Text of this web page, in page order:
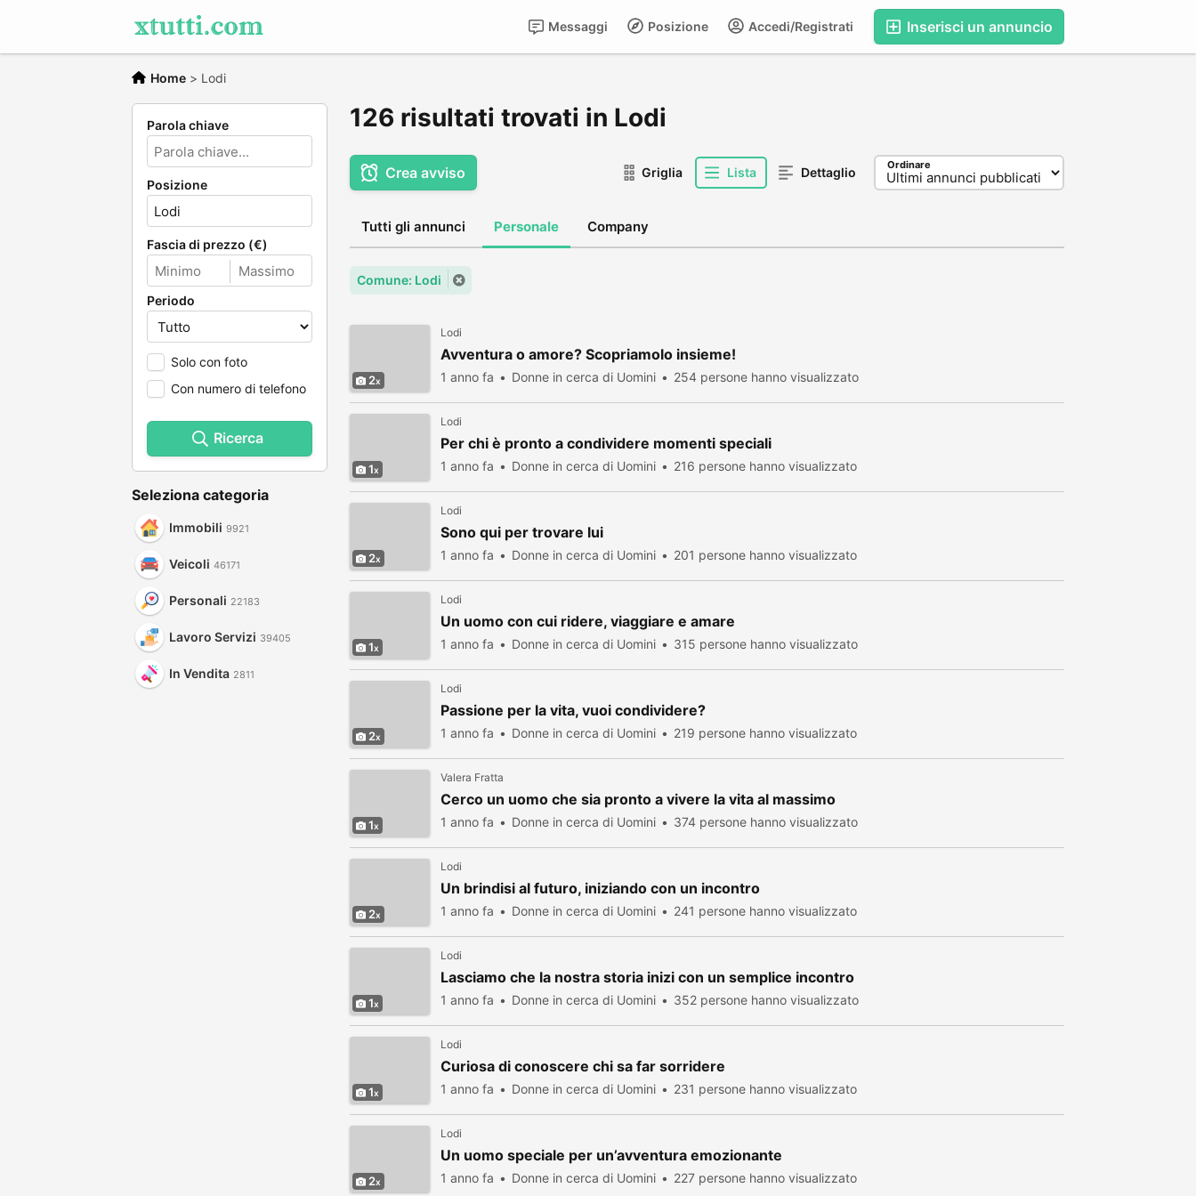
Inserisci un annuncio
Accedi/Registrati
Posizione
Messaggi
Home > Lodi
Parola chiave
Posizione
Fascia di prezzo (€)
Periodo
Solo con foto
Con numero di telefono
Ricerca
Seleziona categoria
Immobili 9921
Veicoli 46171
Personali 22183
Lavoro Servizi 39405
In Vendita 2811
126 risultati trovati in Lodi
Crea avviso Griglia Lista Dettaglio Ordinare
Tutti gli annunci Personale Company
Comune: Lodi
2
Lodi
Avventura o amore? Scopriamolo insieme!
1 anno fa Donne in cerca di Uomini 254 persone hanno visualizzato
1
Lodi
Per chi è pronto a condividere momenti speciali
1 anno fa Donne in cerca di Uomini 216 persone hanno visualizzato
2
Lodi
Sono qui per trovare lui
1 anno fa Donne in cerca di Uomini 201 persone hanno visualizzato
1
Lodi
Un uomo con cui ridere, viaggiare e amare
1 anno fa Donne in cerca di Uomini 315 persone hanno visualizzato
2
Lodi
Passione per la vita, vuoi condividere?
1 anno fa Donne in cerca di Uomini 219 persone hanno visualizzato
1
Valera Fratta
Cerco un uomo che sia pronto a vivere la vita al massimo
1 anno fa Donne in cerca di Uomini 374 persone hanno visualizzato
2
Lodi
Un brindisi al futuro, iniziando con un incontro
1 anno fa Donne in cerca di Uomini 241 persone hanno visualizzato
1
Lodi
Lasciamo che la nostra storia inizi con un semplice incontro
1 anno fa Donne in cerca di Uomini 352 persone hanno visualizzato
1
Lodi
Curiosa di conoscere chi sa far sorridere
1 anno fa Donne in cerca di Uomini 231 persone hanno visualizzato
2
Lodi
Un uomo speciale per un’avventura emozionante
1 anno fa Donne in cerca di Uomini 227 persone hanno visualizzato